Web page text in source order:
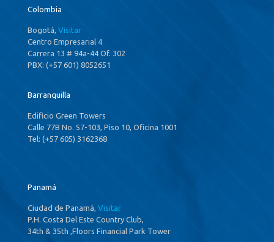
Colombia
Bogotá, Visitar
Centro Empresarial 4
Carrera 13 # 94a-44 Of. 302
PBX: (+57 601) 8052651
Barranquilla
Edificio Green Towers
Calle 77B No. 57-103, Piso 10, Oficina 1001
Tel: (+57 605) 3162368
Panamá
Ciudad de Panamá, Visitar
P.H. Costa Del Este Country Club,
34th & 35th ,Floors Financial Park Tower